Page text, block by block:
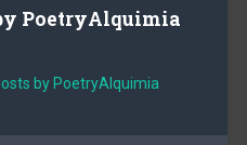
PoetryAlquimia
by PoetryAlquimia